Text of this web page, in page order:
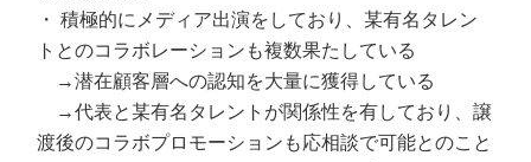
・ 積極的にメディア出演をしており、某有名タレン
トとのコラボレーションも複数果たしている
→潜在顧客層への認知を大量に獲得している
→代表と某有名タレントが関係性を有しており、譲
渡後のコラボプロモーションも応相談で可能とのこと